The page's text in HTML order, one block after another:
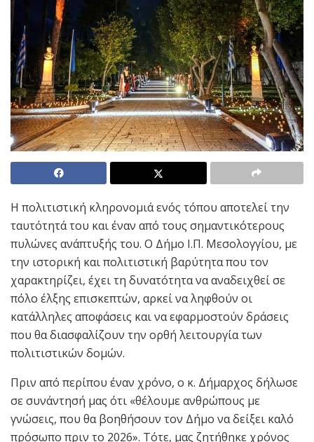
Η πολιτιστική κληρονομιά ενός τόπου αποτελεί την
ταυτότητά του και έναν από τους σημαντικότερους
πυλώνες ανάπτυξής του. Ο Δήμο Ι.Π. Μεσολογγίου, με
την ιστορική και πολιτιστική βαρύτητα που τον
χαρακτηρίζει, έχει τη δυνατότητα να αναδειχθεί σε
πόλο έλξης επισκεπτών, αρκεί να ληφθούν οι
κατάλληλες αποφάσεις και να εφαρμοστούν δράσεις
που θα διασφαλίζουν την ορθή λειτουργία των
πολιτιστικών δομών.
Πριν από περίπου έναν χρόνο, ο κ. Δήμαρχος δήλωσε
σε συνάντησή μας ότι «θέλουμε ανθρώπους με
γνώσεις, που θα βοηθήσουν τον Δήμο να δείξει καλό
πρόσωπο πριν το 2026». Τότε, μας ζητήθηκε χρόνος